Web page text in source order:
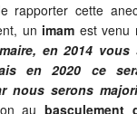
rapporter cette
un imam est venu
en 2014 vous
en 2020 ce
nous serons
aubasculement